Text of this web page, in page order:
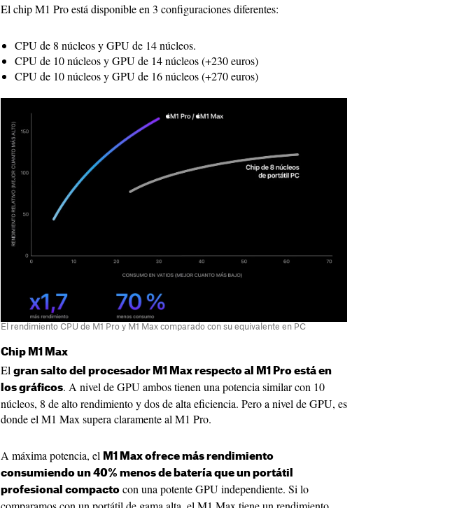
El chip M1 Pro está disponible en 3 configuraciones diferentes:
CPU de 8 núcleos y GPU de 14 núcleos.
CPU de 10 núcleos y GPU de 14 núcleos (+230 euros)
CPU de 10 núcleos y GPU de 16 núcleos (+270 euros)
El rendimiento CPU de M1 Pro y M1 Max comparado con su equivalente en PC
Chip M1 Max
El gran salto del procesador M1 Max respecto al M1 Pro está en
los gráficos. A nivel de GPU ambos tienen una potencia similar con 10
núcleos, 8 de alto rendimiento y dos de alta eficiencia. Pero a nivel de GPU, es
donde el M1 Max supera claramente al M1 Pro.
A máxima potencia, el M1 Max ofrece más rendimiento
consumiendo un 40% menos de batería que un portátil
profesional compacto con una potente GPU independiente. Si lo